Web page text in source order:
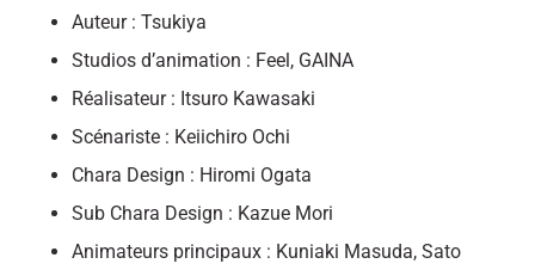
Auteur : Tsukiya
Studios d’animation : Feel, GAINA
Réalisateur : Itsuro Kawasaki
Scénariste : Keiichiro Ochi
Chara Design : Hiromi Ogata
Sub Chara Design : Kazue Mori
Animateurs principaux : Kuniaki Masuda, Sato